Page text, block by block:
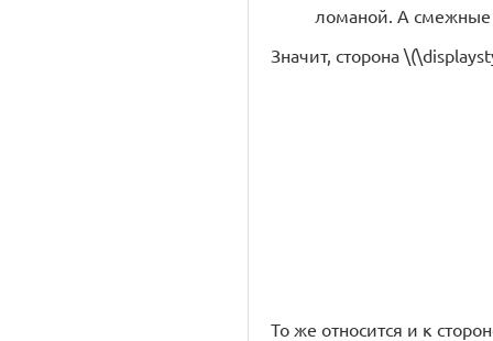
ломаной. А
Значит, сторона
То же относится и к